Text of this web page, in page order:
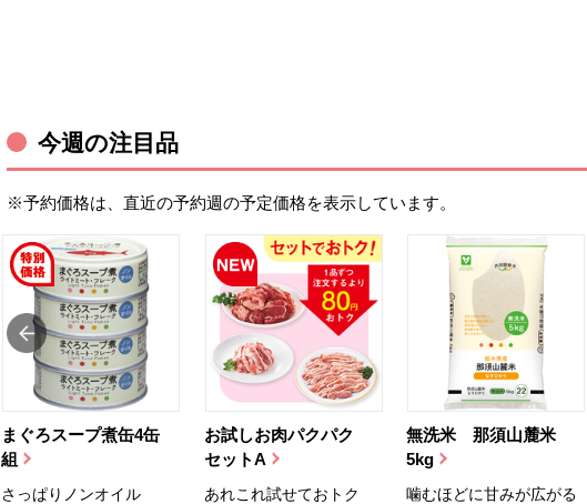
今週の注目品
※予約価格は、直近の予約週の予定価格を表示しています。
まぐろスープ煮缶4缶
組
さっぱりノンオイル
お試しお肉パクパク
セットA
あれこれ試せておトク
無洗米 那須山麓米
5kg
噛むほどに甘みが広がる